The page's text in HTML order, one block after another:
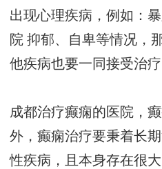
出现心理疾病，例如：暴
院 抑郁、自卑等情况，
他疾病也要一同接受治疗
成都治疗癫痫的医院，
外，癫痫治疗要秉着长
性疾病，且本身存在很